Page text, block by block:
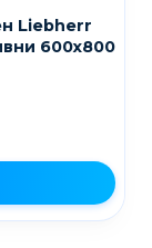
Liebherr
600х800